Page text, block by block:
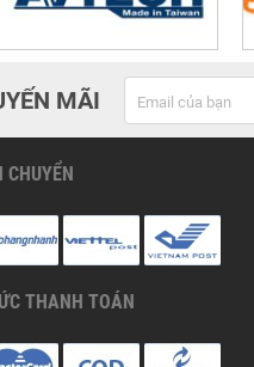
MÃI
CHUYỂN
THANH TOÁN